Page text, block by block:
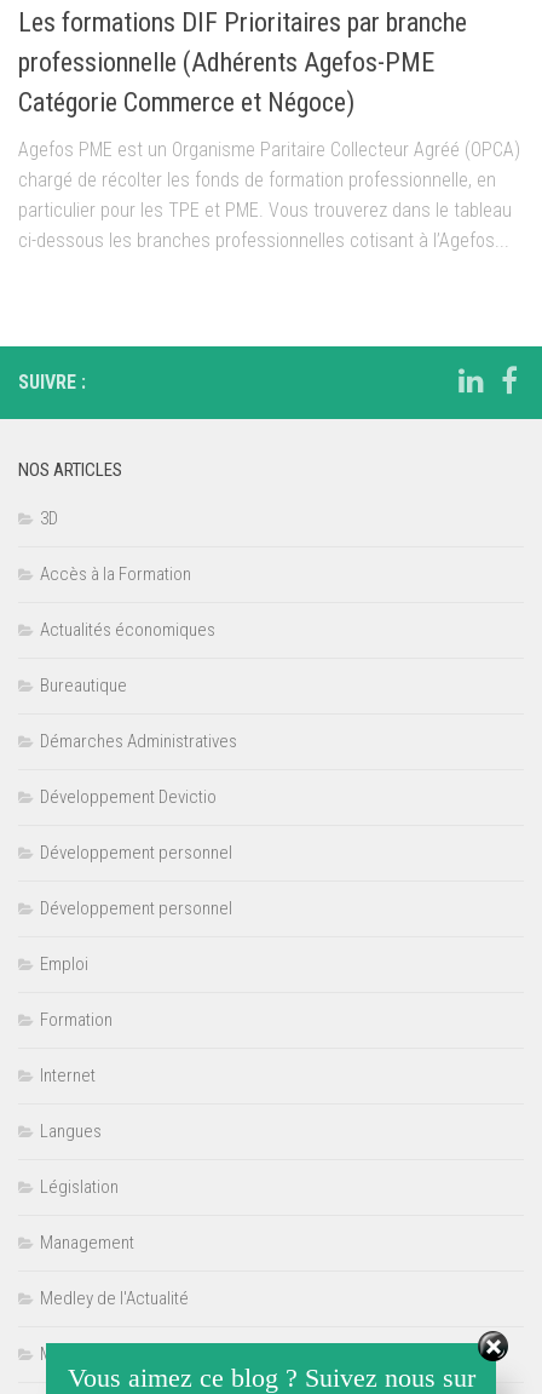
Les formations DIF Prioritaires par branche
professionnelle (Adhérents Agefos-PME
Catégorie Commerce et Négoce)
Agefos PME est un Organisme Paritaire Collecteur Agréé (OPCA)
chargé de récolter les fonds de formation professionnelle, en
particulier pour les TPE et PME. Vous trouverez dans le tableau
ci-dessous les branches professionnelles cotisant à l’Agefos...
SUIVRE :
NOS ARTICLES
3D
Accès à la Formation
Actualités économiques
Bureautique
Démarches Administratives
Développement Devictio
Développement personnel
Développement personnel
Emploi
Formation
Internet
Langues
Législation
Management
Medley de l'Actualité
Multimédia
Vous aimez ce blog ? Suivez nous sur